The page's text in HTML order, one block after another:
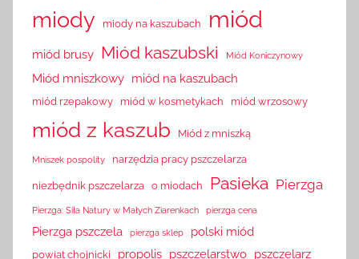
miody miody na kaszubach miód
miód brusy Miód kaszubski Miód Koniczynowy
Miód mniszkowy miód na kaszubach
miód rzepakowy miód w kosmetykach miód wrzosowy
miód z kaszub Miód z mniszką
Mniszek pospolity narzędzia pracy pszczelarza
niezbędnik pszczelarza o miodach Pasieka Pierzga
Pierzga: Siła Natury w Małych Ziarenkach pierzga cena
Pierzga pszczela pierzga sklep polski miód
powiat chojnicki propolis pszczelarstwo pszczelarz